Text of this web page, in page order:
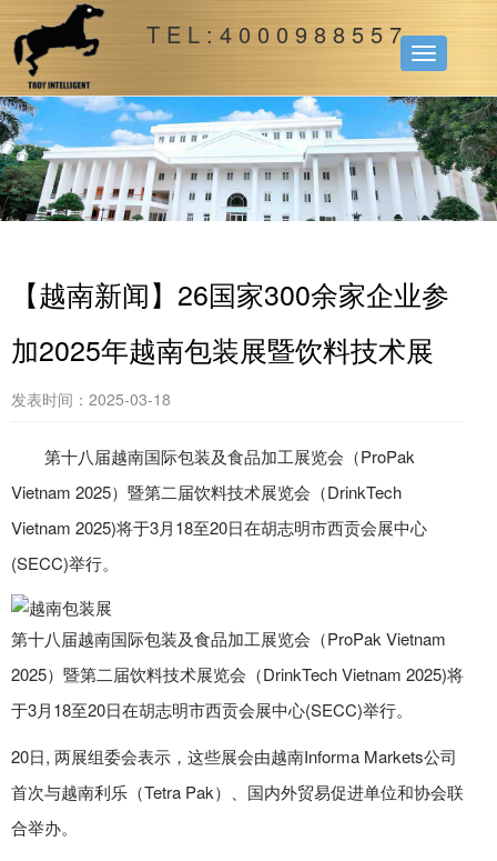
T E L : 4 0 0 0 9 8 8 5 5 7
Toggle
navigation
【越南新闻】26国家300余家企业参
加2025年越南包装展暨饮料技术展
发表时间：2025-03-18
第十八届越南国际包装及食品加工展览会（ProPak
Vietnam 2025）暨第二届饮料技术展览会（DrinkTech
Vietnam 2025)将于3月18至20日在胡志明市西贡会展中心
(SECC)举行。
第十八届越南国际包装及食品加工展览会（ProPak Vietnam
2025）暨第二届饮料技术展览会（DrinkTech Vietnam 2025)将
于3月18至20日在胡志明市西贡会展中心(SECC)举行。
20日, 两展组委会表示，这些展会由越南Informa Markets公司
首次与越南利乐（Tetra Pak）、国内外贸易促进单位和协会联
合举办。